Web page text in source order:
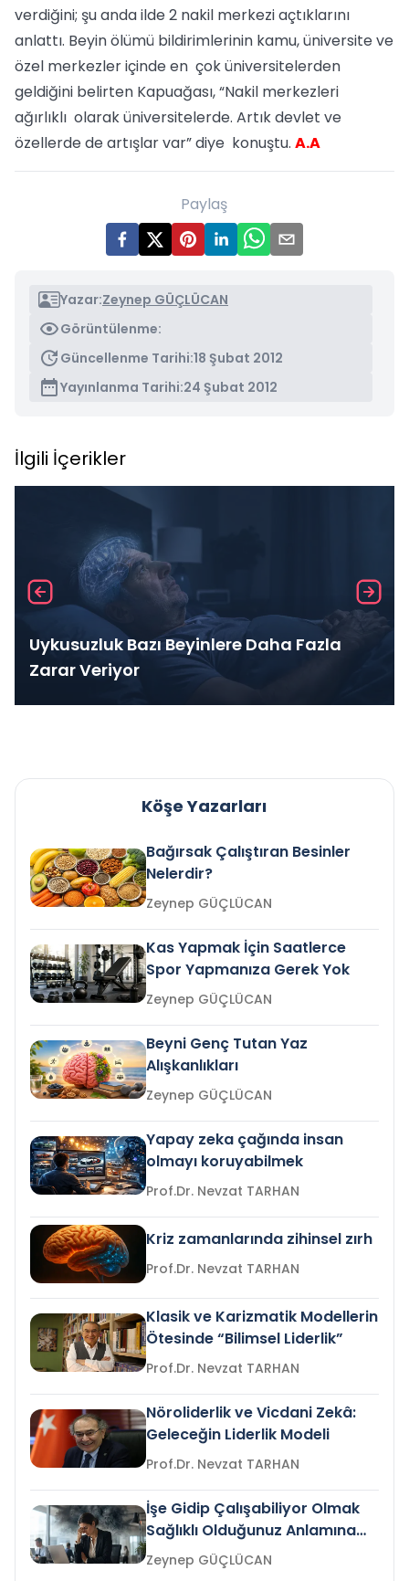
verdiğini; şu anda ilde 2 nakil merkezi açtıklarını
anlattı. Beyin ölümü bildirimlerinin kamu, üniversite ve
özel merkezler içinde en çok üniversitelerden
geldiğini belirten Kapuağası, “Nakil merkezleri
ağırlıklı olarak üniversitelerde. Artık devlet ve
özellerde de artışlar var” diye konuştu. A.A
Paylaş
Yazar:Zeynep GÜÇLÜCAN
Görüntülenme:
Güncellenme Tarihi:18 Şubat 2012
Yayınlanma Tarihi:24 Şubat 2012
İlgili İçerikler
Uykusuzluk Bazı Beyinlere Daha Fazla
Zarar Veriyor
Köşe Yazarları
Bağırsak Çalıştıran Besinler
Nelerdir?
Zeynep GÜÇLÜCAN
Kas Yapmak İçin Saatlerce
Spor Yapmanıza Gerek Yok
Zeynep GÜÇLÜCAN
Beyni Genç Tutan Yaz
Alışkanlıkları
Zeynep GÜÇLÜCAN
Yapay zeka çağında insan
olmayı koruyabilmek
Prof.Dr. Nevzat TARHAN
Kriz zamanlarında zihinsel zırh
Prof.Dr. Nevzat TARHAN
Klasik ve Karizmatik Modellerin
Ötesinde “Bilimsel Liderlik”
Prof.Dr. Nevzat TARHAN
Nöroliderlik ve Vicdani Zekâ:
Geleceğin Liderlik Modeli
Prof.Dr. Nevzat TARHAN
İşe Gidip Çalışabiliyor Olmak
Sağlıklı Olduğunuz Anlamına
Gelir mi?Zeynep GÜÇLÜCAN